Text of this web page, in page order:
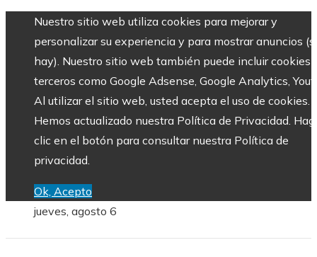
Nuestro sitio web utiliza cookies para mejorar y
personalizar su experiencia y para mostrar anuncios
hay). Nuestro sitio web también puede incluir cookies
terceros como Google Adsense, Google Analytics,
Al utilizar el sitio web, usted acepta el uso de cookies.
Hemos actualizado nuestra Política de Privacidad.
clic en el botón para consultar nuestra Política de
privacidad.
Ok, Acepto
jueves, agosto 6